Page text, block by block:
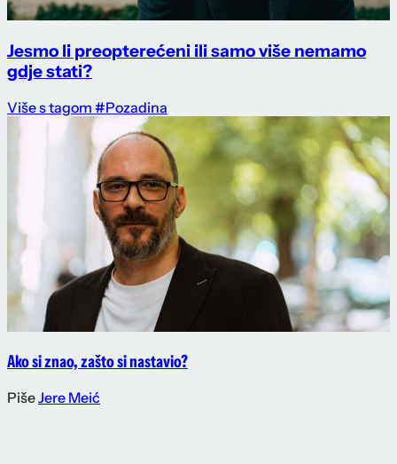
Jesmo li preopterećeni ili samo više nemamo
gdje stati?
Više s tagom #Pozadina
Ako si znao, zašto si nastavio?
PišeJere Meić